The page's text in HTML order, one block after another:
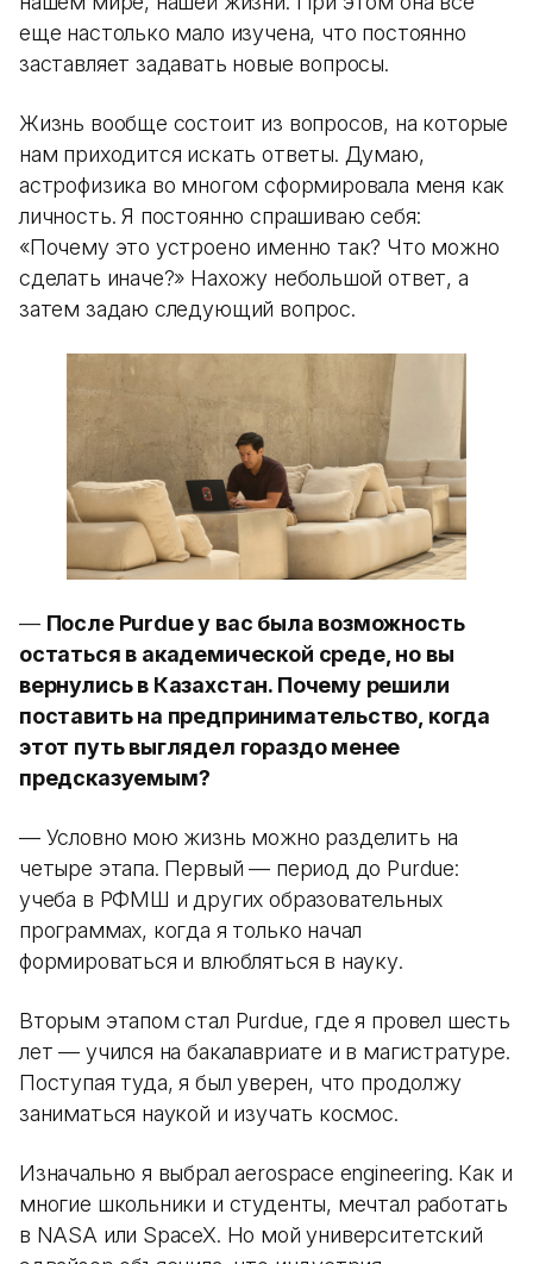
еще настолько мало изучена, что постоянно
заставляет задавать новые вопросы.
Жизнь вообще состоит из вопросов, на которые
нам приходится искать ответы. Думаю,
астрофизика во многом сформировала меня как
личность. Я постоянно спрашиваю себя:
«Почему это устроено именно так? Что можно
сделать иначе?» Нахожу небольшой ответ, а
затем задаю следующий вопрос.
— После Purdue у вас была возможность
остаться в академической среде, но вы
вернулись в Казахстан. Почему решили
поставить на предпринимательство, когда
этот путь выглядел гораздо менее
предсказуемым?
— Условно мою жизнь можно разделить на
четыре этапа. Первый — период до Purdue:
учеба в РФМШ и других образовательных
программах, когда я только начал
формироваться и влюбляться в науку.
Вторым этапом стал Purdue, где я провел шесть
лет — учился на бакалавриате и в магистратуре.
Поступая туда, я был уверен, что продолжу
заниматься наукой и изучать космос.
Изначально я выбрал aerospace engineering. Как и
многие школьники и студенты, мечтал работать
в NASA или SpaceX. Но мой университетский